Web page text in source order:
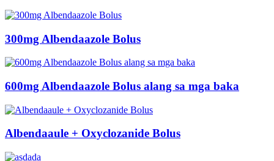
300mg Albendaazole Bolus
600mg Albendaazole Bolus alang sa mga baka
Albendaaule + Oxyclozanide Bolus